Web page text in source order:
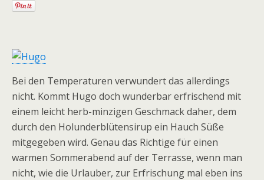
Bei den Temperaturen verwundert das allerdings
nicht. Kommt Hugo doch wunderbar erfrischend mit
einem leicht herb-minzigen Geschmack daher, dem
durch den Holunderblütensirup ein Hauch Süße
mitgegeben wird. Genau das Richtige für einen
warmen Sommerabend auf der Terrasse, wenn man
nicht, wie die Urlauber, zur Erfrischung mal eben ins